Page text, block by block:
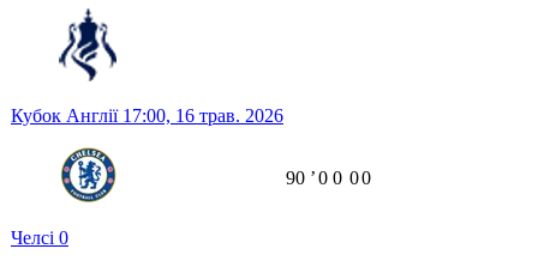
Кубок Англії 17:00, 16 трав. 2026
Челсі 0
90 ʼ0 0 00